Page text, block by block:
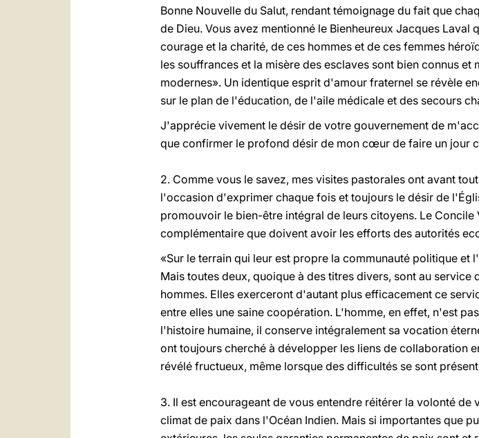
Bonne Nouvelle du Salut, rendant témoignage du fait que
de Dieu. Vous avez mentionné le Bienheureux Jacques
courage et la charité, de ces hommes et de ces femmes
les souffrances et la misère des esclaves sont bien connus
modernes». Un identique esprit d'amour fraternel se révèle
sur le plan de l'éducation, de l'aile médicale et des secours
J'apprécie vivement le désir de votre gouvernement de
que confirmer le profond désir de mon cœur de faire un jour
2. Comme vous le savez, mes visites pastorales ont avant
l'occasion d'exprimer chaque fois et toujours le désir de
promouvoir le bien-être intégral de leurs citoyens. Le
complémentaire que doivent avoir les efforts des autorités
«Sur le terrain qui leur est propre la communauté politique
Mais toutes deux, quoique à des titres divers, sont au
hommes. Elles exerceront d'autant plus efficacement ce
entre elles une saine coopération. L'homme, en effet, n'est
l'histoire humaine, il conserve intégralement sa vocation
ont toujours cherché à développer les liens de collaboration
révélé fructueux, même lorsque des difficultés se sont
3. Il est encourageant de vous entendre réitérer la volonté
climat de paix dans l'Océan Indien. Mais si importantes que